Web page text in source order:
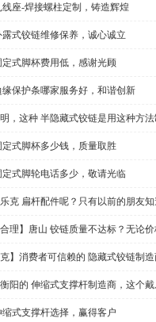
线座-焊接螺柱定制，铸造辉煌
露式铰链维修保养，诚心诚立
定式脚杯费用低，感谢光顾
缘保护条哪家服务好，和谐创新
，这种 半隐藏式铰链是用这种方
定式脚杯多少钱，质量取胜
定式脚轮电话多少，敬请光临
克 扁杆配件呢？只有以前的朋友
合理】唐山 铰链质量不达标？无论
克】消费者可信赖的 隐藏式铰链制
阳的 伸缩式支撑杆制造商，这个
缩式支撑杆选择，赢得客户